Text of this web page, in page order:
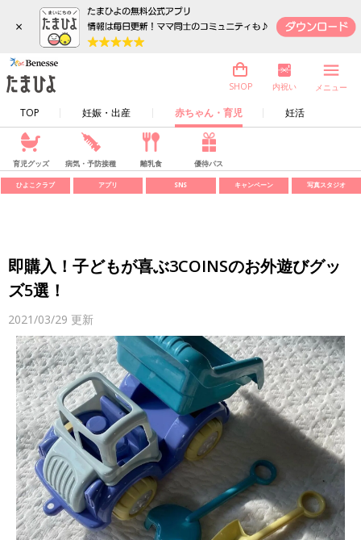
×
TOP 妊娠・出産 赤ちゃん・育児 妊活
SHOP 内祝い メニュー
育児グッズ 病気・予防接種 離乳食 優待パス
ひよこクラブ アプリ SNS キャンペーン 写真スタジオ
即購入！子どもが喜ぶ3COINSのお外遊びグッ
ズ5選！
2021/03/29 更新